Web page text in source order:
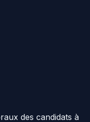
des candidats à